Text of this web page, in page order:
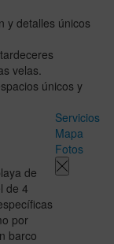
y detalles únicos
velas.
únicos y
de
de 4
por
barco
Servicios
Mapa
Fotos